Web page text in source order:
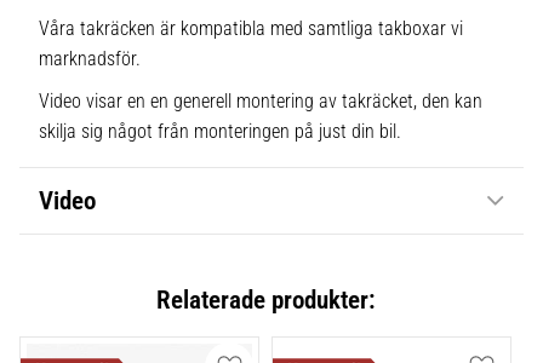
Våra takräcken är kompatibla med samtliga takboxar vi
marknadsför.
Video visar en en generell montering av takräcket, den kan
skilja sig något från monteringen på just din bil.
Video
Relaterade produkter: